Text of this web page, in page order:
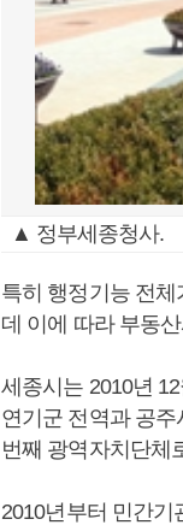
▲ 정부세종청사.
특히 행정기능 전
데 이에 따라 부동
세종시는 2010년
연기군 전역과 공
번째 광역자치단체
2010년부터 민간기